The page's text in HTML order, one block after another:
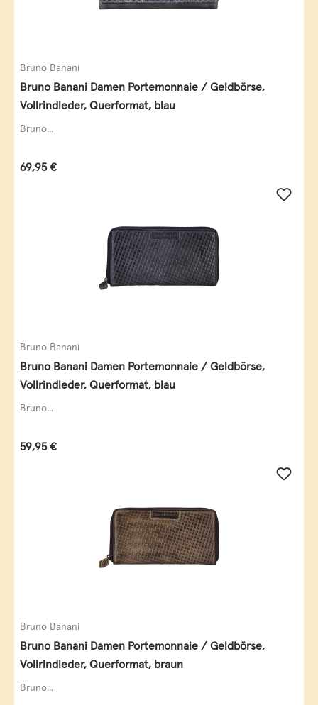
Bruno Banani
Bruno Banani Damen Portemonnaie / Geldbörse,
Vollrindleder, Querformat, blau
Bruno...
Regulärer Preis:
69,95 €
Bruno Banani
Bruno Banani Damen Portemonnaie / Geldbörse,
Vollrindleder, Querformat, blau
Bruno...
Regulärer Preis:
59,95 €
Bruno Banani
Bruno Banani Damen Portemonnaie / Geldbörse,
Vollrindleder, Querformat, braun
Bruno...